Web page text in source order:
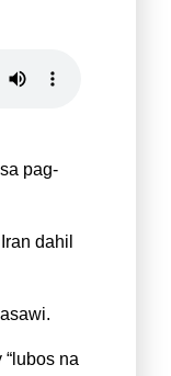
pag-
dahil
na